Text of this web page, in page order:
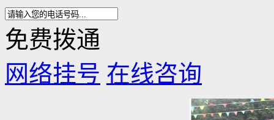
免费拨通
网络挂号 在线咨询